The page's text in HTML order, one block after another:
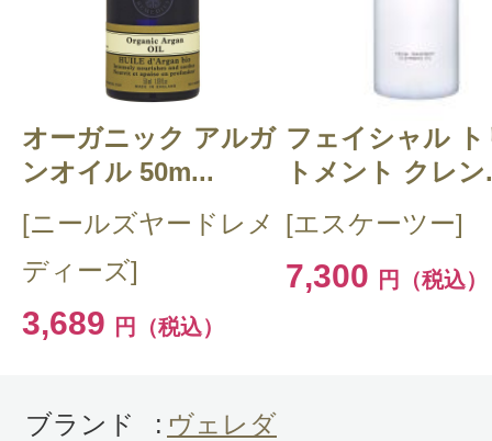
感じた効能：むくみ・冷え/リラック
購入品：アルニカ マッサージオイル
メントール系の香りでむくみが取れ
す。
も兼ねて使用しています。
オーガニック アルガ
ンオイル 50m...
[ニールズヤードレメ
ディーズ]
3,689 円（税込）
フェイシャル ト
トメント クレ
[エスケーツー]
7,300 円（税込）
ブランド : ヴェレダ